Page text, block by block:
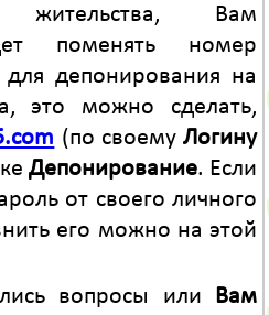
Вам
поменять номер
для депонирования на
это можно сделать,
(по своемуЛогину
Депонирование. Если
от своего личного
его можно на этой
вопросы или Вам